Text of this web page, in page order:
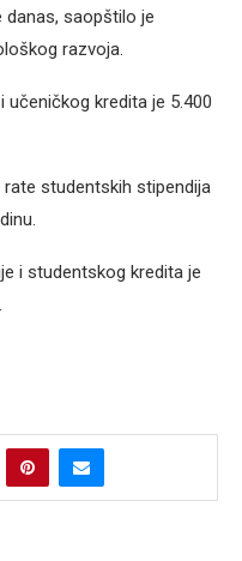
saopštilo je
razvoja.
kredita je 5.400
studentskih stipendija
i studentskog kredita je